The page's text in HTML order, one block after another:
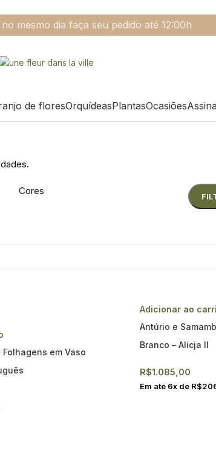
mesmo dia faça seu pedido até 12:00h
de floresOrquídeasPlantasOcasiões
Cores
em Vaso
Adicionar ao
Antúrio e
Branco – Alicja II
R$1.085,00
Em até 6x de R$